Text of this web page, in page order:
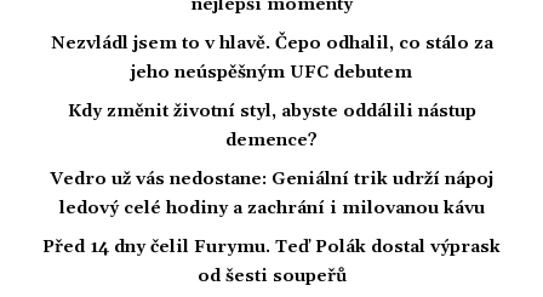
nejlepší momenty
Nezvládl jsem to v hlavě. Čepo odhalil, co stálo za
jeho neúspěšným UFC debutem
Kdy změnit životní styl, abyste oddálili nástup
demence?
Vedro už vás nedostane: Geniální trik udrží nápoj
ledový celé hodiny a zachrání i milovanou kávu
Před 14 dny čelil Furymu. Teď Polák dostal výprask
od šesti soupeřů